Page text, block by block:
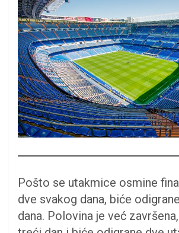
Pošto se utakmice osmine
dve svakog dana, biće
dana. Polovina je već